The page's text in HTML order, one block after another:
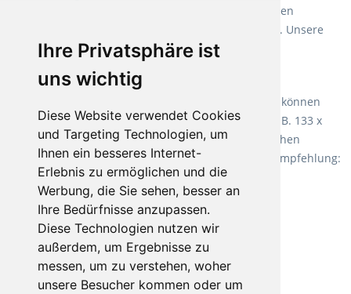
Ihre Privatsphäre ist
uns wichtig
Diese Website verwendet Cookies
und Targeting Technologien, um
Ihnen ein besseres Internet-
Erlebnis zu ermöglichen und die
Werbung, die Sie sehen, besser an
Ihre Bedürfnisse anzupassen.
Diese Technologien nutzen wir
außerdem, um Ergebnisse zu
messen, um zu verstehen, woher
unsere Besucher kommen oder um
Weichmacher und Lösungsmittel. Mit allen verfügbaren
Verlegearten ist er für jegliche Bauvorhaben attraktiv. Unsere
Empfehlung:Wineo 1000 Multi Layer XXL.
Teppiche für ein angenehmes Laufgefühl
machen es schon lange vor. Sie können
Teppich in Ihrem gewünschten Sondermaß kaufen, z.B. 133 x
60cm. Vor allem in Schlafzimmern aufgrund der weichen
Oberfläche ein sehr beliebter Zusatzboden. Unsere Empfehlung:
Fletco Fluffy und Fletco Hermelin